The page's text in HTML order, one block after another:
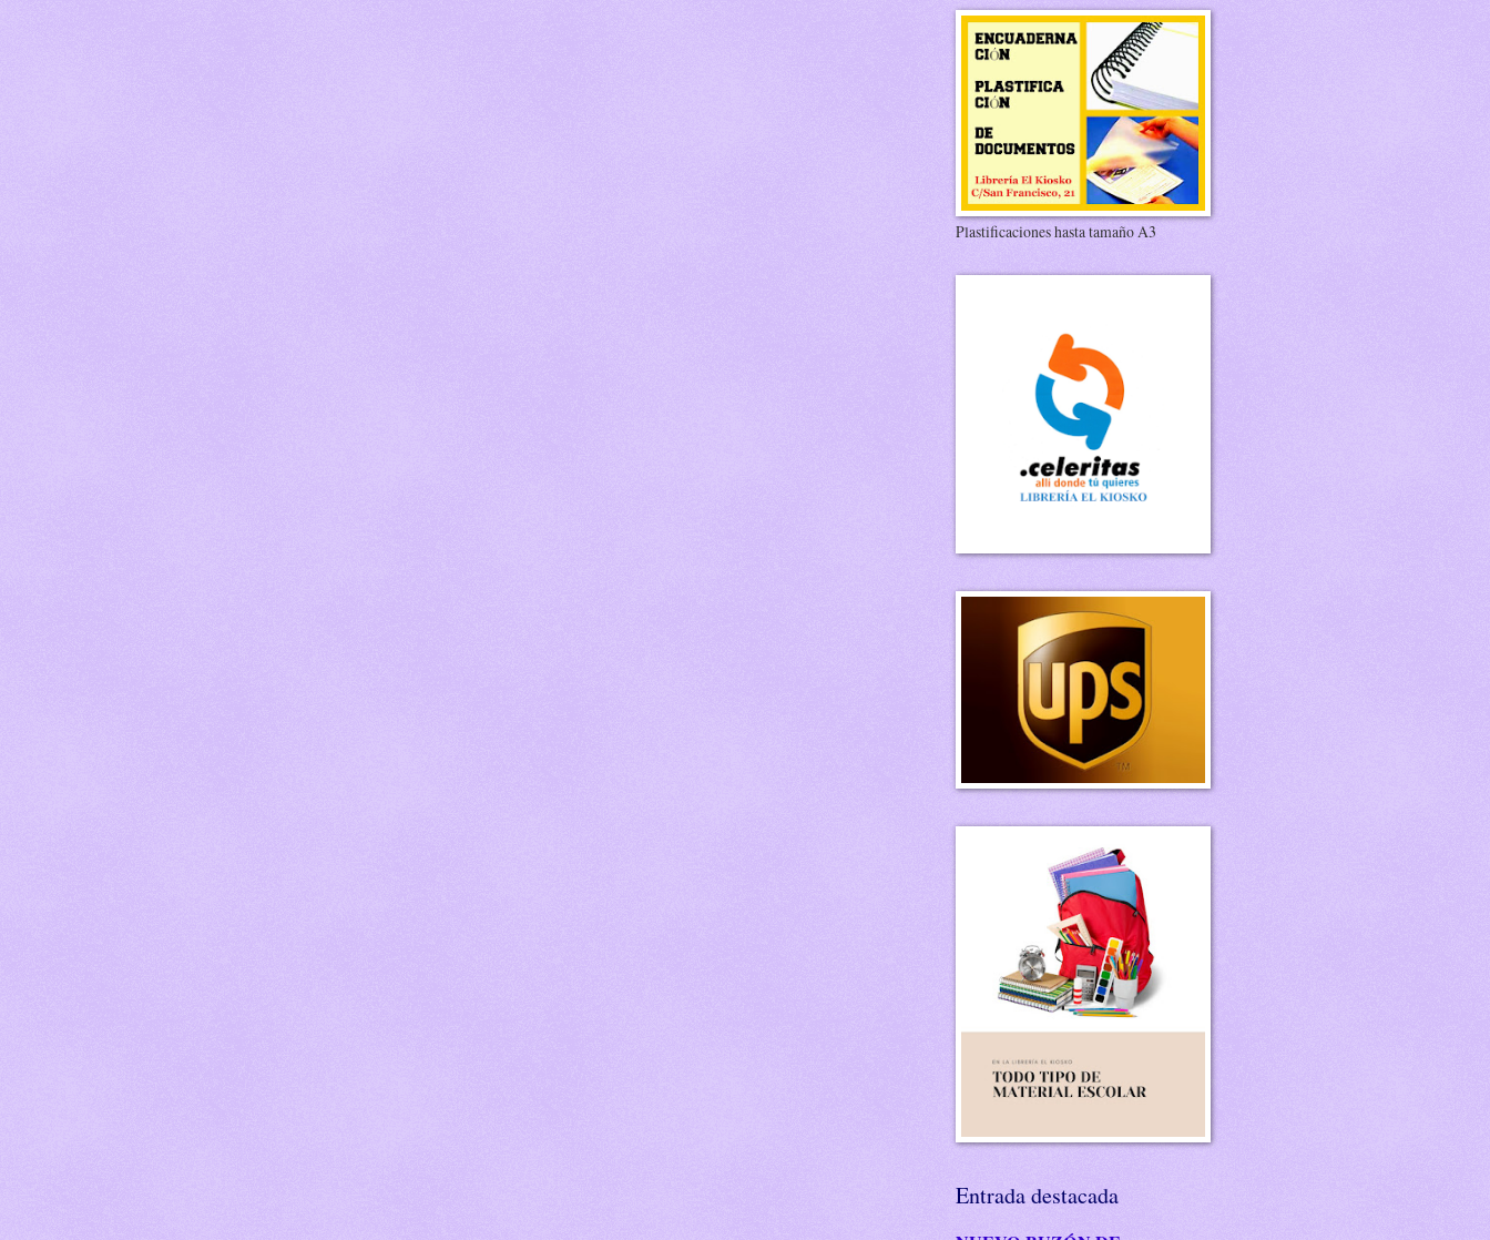
Plastificaciones hasta tamaño A3
Entrada destacada